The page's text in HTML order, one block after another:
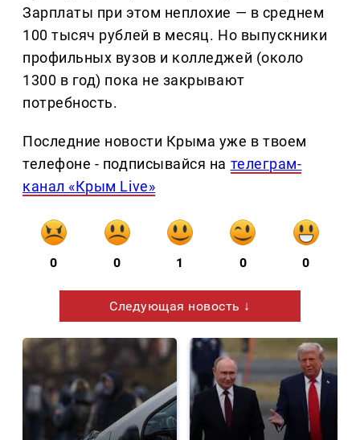
Зарплаты при этом неплохие — в среднем
100 тысяч рублей в месяц. Но выпускники
профильных вузов и колледжей (около
1300 в год) пока не закрывают
потребность.
Последние новости Крыма уже в твоем
телефоне - подписывайся на телеграм-
канал «Крым Live»
0 0 1 0 0
Следующая новость ↓